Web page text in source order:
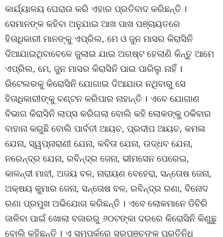
କାର୍ଯ୍ୟାଳୟ ଘେରାଉ କରି ଏହାର ପ୍ରତିବାଦ କରିଛନ୍ତି ।
ସେମାନଙ୍କ କହିବା ଅନୁଯାଇ ଆଖ ପାଖ ପଞ୍ଚାୟତରେ
ହିତାଧିକାରୀ ମାନଙ୍କୁ ଏପ୍ରିଲ, ମେ ଓ ଜୁନ ମାସର କିରାସିନି
ଦିଆଯାଇଥିବାବେଳେ ଜୁଲାଇ ଯାଇ ଅଗଷ୍ଟ ହେଲାଣି କିନ୍ତୁ ଆମେ
ଏପ୍ରିଲ, ମେ, ଜୁନ ମାସର କିରାସିନି ପାଇ ପାରିଲୁ ନାହିଁ ।
ରିଟେଲରକୁ କିରୋସିନି ଯୋଗାଇ ଦିଆଯାଉ ନଥିବାରୁ ସେ
ହିତାଧିକାରୀଙ୍କୁ ବଣ୍ଟନ କରିପାର ନାହାନ୍ତି । ଏବେ ଯୋଗାଣ
ବିଭାଗ କିରାସିନି ଲାପ୍‌ସ କରିଗଲା ବୋଲି କହି ଲୋକଙ୍କୁ ଠକିବାର
ବାହାନା କରୁଛି ବୋଲି ପାର୍ବତୀ ଆୟଚ, ପ୍ରଦୀପ ଆୟଚ, କମଳା
ଯେନା, ସ୍ୱପ୍ନାରାଣୀ ଯେନା, କବିତା ଯେନା, ଉଦ୍ଧବ ଯେନା,
ନରେନ୍ଦ୍ର ଯେନା, ରବିନ୍ଦ୍ର ଜେନା, ଭୀମସେନ ପେରେଇ,
କାଳନ୍ଦୀ ମାଝୀ, ଅଜୟ ବଳ, ନାରାୟଣ ବେହେରା, ସନ୍ତୋଷ ଜେନା,
ଅକ୍ଷୟ କୁମାର ଜେନା, ସନ୍ତୋଷ ବଳ, ରବିନ୍ଦ୍ର ରଣା, ବିନୋଦ
ରଣା ପ୍ରମୁଖ ଅଭିଯୋଗ କରିଛନ୍ତି । ଏବେ ଲୋକମାନେ ଡିବିରି
ଜାଳିବା ପାଇଁ ଖୋଲା ବଜାରରୁ ୬୦ଟଙ୍କା ଦରରେ କିରୋସିନି କିଣୁଛୁ
ବୋଲି କହିଛନ୍ତି । ଏ ସମ୍ପର୍କରେ ସରପଞ୍ଚଙ୍କ ପ୍ରତିନିଧି